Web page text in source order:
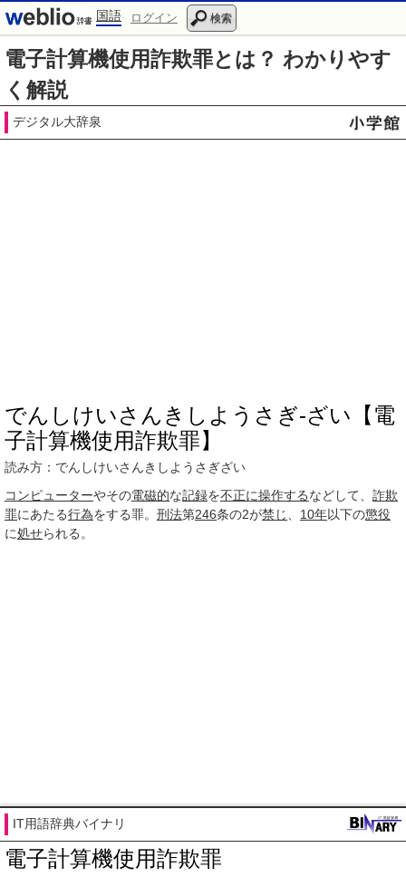
国語 ログイン 検索
電子計算機使用詐欺罪とは？ わかりやす
く解説
デジタル大辞泉
でんしけいさんきしようさぎ‐ざい【電
子計算機使用詐欺罪】
読み方：でんしけいさんきしようさぎざい
コンピューターやその電磁的な記録を不正に操作するなどして、 詐欺
罪にあたる行為をする罪。 刑法第246条の2が禁じ 10年以下の懲役
に処せられる。
IT用語辞典バイナリ
電子計算機使用詐欺罪